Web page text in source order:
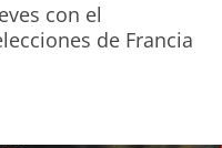
con el
de Francia